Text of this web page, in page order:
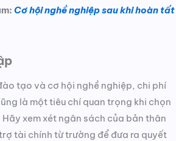
Cơ hội nghề nghiệp sau khi hoàn tất
tạo và cơ hội nghề nghiệp, chi phí
là một tiêu chí quan trọng khi chọn
xem xét ngân sách của bản thân
tài chính từ trường để đưa ra quyết